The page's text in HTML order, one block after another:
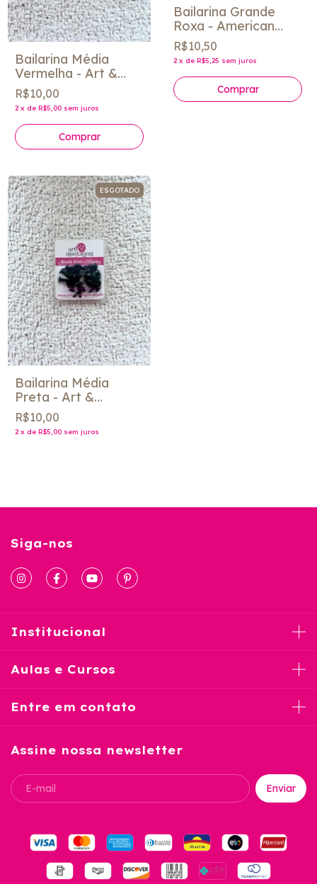
Bailarina Média
Vermelha - Art &
Montagem
R$10,00
2 x de R$5,00 sem juros
Bailarina Grande
Roxa - American
Crafts
R$10,50
2 x de R$5,25 sem juros
ESGOTADO
Bailarina Média
Preta - Art &
Montagem
R$10,00
2 x de R$5,00 sem juros
Siga-nos
Institucional
Aulas e Cursos
Entre em contato
Assine nossa newsletter